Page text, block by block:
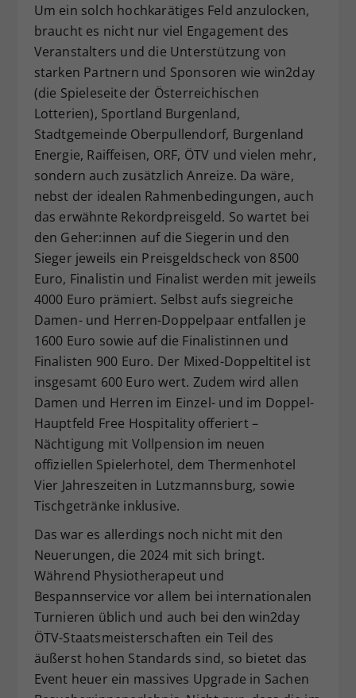
Um ein solch hochkarätiges Feld anzulocken,
braucht es nicht nur viel Engagement des
Veranstalters und die Unterstützung von
starken Partnern und Sponsoren wie win2day
(die Spieleseite der Österreichischen
Lotterien), Sportland Burgenland,
Stadtgemeinde Oberpullendorf, Burgenland
Energie, Raiffeisen, ORF, ÖTV und vielen mehr,
sondern auch zusätzlich Anreize. Da wäre,
nebst der idealen Rahmenbedingungen, auch
das erwähnte Rekordpreisgeld. So wartet bei
den Geher:innen auf die Siegerin und den
Sieger jeweils ein Preisgeldscheck von 8500
Euro, Finalistin und Finalist werden mit jeweils
4000 Euro prämiert. Selbst aufs siegreiche
Damen- und Herren-Doppelpaar entfallen je
1600 Euro sowie auf die Finalistinnen und
Finalisten 900 Euro. Der Mixed-Doppeltitel ist
insgesamt 600 Euro wert. Zudem wird allen
Damen und Herren im Einzel- und im Doppel-
Hauptfeld Free Hospitality offeriert –
Nächtigung mit Vollpension im neuen
offiziellen Spielerhotel, dem Thermenhotel
Vier Jahreszeiten in Lutzmannsburg, sowie
Tischgetränke inklusive.
Das war es allerdings noch nicht mit den
Neuerungen, die 2024 mit sich bringt.
Während Physiotherapeut und
Bespannservice vor allem bei internationalen
Turnieren üblich und auch bei den win2day
ÖTV-Staatsmeisterschaften ein Teil des
äußerst hohen Standards sind, so bietet das
Event heuer ein massives Upgrade in Sachen